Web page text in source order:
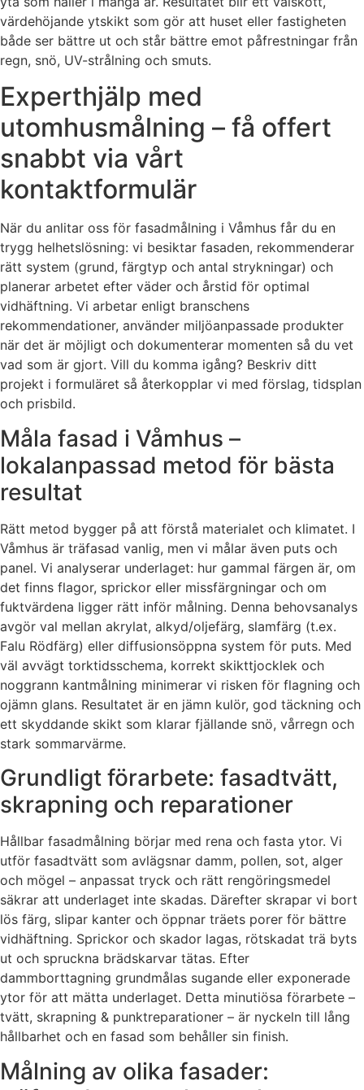
värdehöjande ytskikt som gör att huset eller fastigheten
både ser bättre ut och står bättre emot påfrestningar från
regn, snö, UV-strålning och smuts.
Experthjälp med
utomhusmålning – få offert
snabbt via vårt
kontaktformulär
När du anlitar oss för fasadmålning i Våmhus får du en
trygg helhetslösning: vi besiktar fasaden, rekommenderar
rätt system (grund, färgtyp och antal strykningar) och
planerar arbetet efter väder och årstid för optimal
vidhäftning. Vi arbetar enligt branschens
rekommendationer, använder miljöanpassade produkter
när det är möjligt och dokumenterar momenten så du vet
vad som är gjort. Vill du komma igång? Beskriv ditt
projekt i formuläret så återkopplar vi med förslag, tidsplan
och prisbild.
Måla fasad i Våmhus –
lokalanpassad metod för bästa
resultat
Rätt metod bygger på att förstå materialet och klimatet. I
Våmhus är träfasad vanlig, men vi målar även puts och
panel. Vi analyserar underlaget: hur gammal färgen är, om
det finns flagor, sprickor eller missfärgningar och om
fuktvärdena ligger rätt inför målning. Denna behovsanalys
avgör val mellan akrylat, alkyd/oljefärg, slamfärg (t.ex.
Falu Rödfärg) eller diffusionsöppna system för puts. Med
väl avvägt torktidsschema, korrekt skikttjocklek och
noggrann kantmålning minimerar vi risken för flagning och
ojämn glans. Resultatet är en jämn kulör, god täckning och
ett skyddande skikt som klarar fjällande snö, vårregn och
stark sommarvärme.
Grundligt förarbete: fasadtvätt,
skrapning och reparationer
Hållbar fasadmålning börjar med rena och fasta ytor. Vi
utför fasadtvätt som avlägsnar damm, pollen, sot, alger
och mögel – anpassat tryck och rätt rengöringsmedel
säkrar att underlaget inte skadas. Därefter skrapar vi bort
lös färg, slipar kanter och öppnar träets porer för bättre
vidhäftning. Sprickor och skador lagas, rötskadat trä byts
ut och spruckna brädskarvar tätas. Efter
dammborttagning grundmålas sugande eller exponerade
ytor för att mätta underlaget. Detta minutiösa förarbete –
tvätt, skrapning & punktreparationer – är nyckeln till lång
hållbarhet och en fasad som behåller sin finish.
Målning av olika fasader: